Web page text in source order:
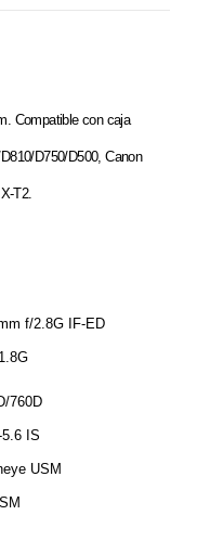
Compatible con caja
D750/D500, Canon
T2.
f/2.8G IF-ED
760D
IS
USM